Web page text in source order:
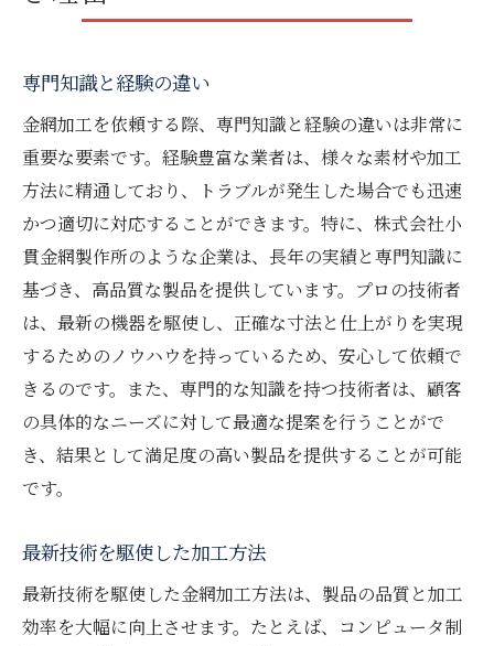
専門知識と経験の違い
金網加工を依頼する際、専門知識と経験の違いは非常に
重要な要素です。経験豊富な業者は、様々な素材や加工
方法に精通しており、トラブルが発生した場合でも迅速
かつ適切に対応することができます。特に、株式会社小
貫金網製作所のような企業は、長年の実績と専門知識に
基づき、高品質な製品を提供しています。プロの技術者
は、最新の機器を駆使し、正確な寸法と仕上がりを実現
するためのノウハウを持っているため、安心して依頼で
きるのです。また、専門的な知識を持つ技術者は、顧客
の具体的なニーズに対して最適な提案を行うことがで
き、結果として満足度の高い製品を提供することが可能
です。
最新技術を駆使した加工方法
最新技術を駆使した金網加工方法は、製品の品質と加工
効率を大幅に向上させます。たとえば、コンピュータ制